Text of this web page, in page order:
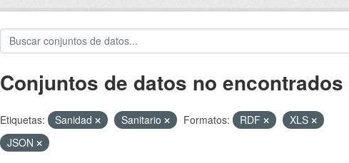
Conjuntos de datos no encontrados
Etiquetas: Sanidad Sanitario Formatos: RDF
XLS
JSON